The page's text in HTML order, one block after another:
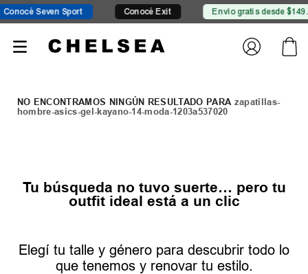
Seven Sport Conocé Exit Envío gratis desde
zapatillas-
hombre-asics-gel-kayano-14-moda-1203a537020
Tu búsqueda no tuvo suerte… pero tu
outfit ideal está a un clic
Elegí tu talle y género para descubrir todo lo
que tenemos y renovar tu estilo.